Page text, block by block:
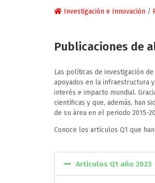
Investigación e Innovación /
Publicaciones de
Las políticas de investigación
apoyados en la infraestructura
interés e impacto mundial.
científicas y que, además, han
de su área en el periodo 2015-
Conoce los artículos Q1 que
Artículos Q1 año 2023